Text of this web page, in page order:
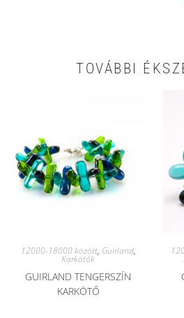
TOVÁBBI
12000-18000 között, Guirland,
Karkötők
GUIRLAND TENGERSZÍN
KARKÖTŐ